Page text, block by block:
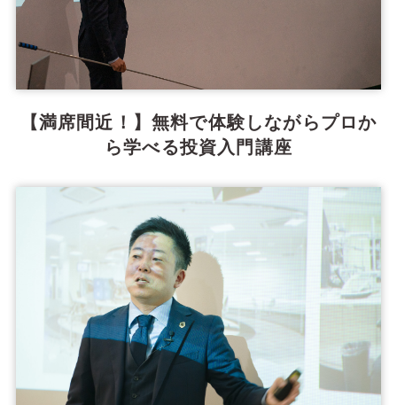
【満席間近！】無料で体験しながらプロか
ら学べる投資入門講座